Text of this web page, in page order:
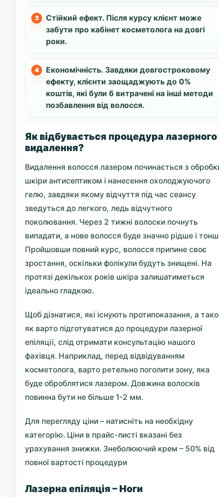
Стійкий ефект. Після курсу клієнт може
забути про кабінет косметолога на довгі
роки.
Економічність. Завдяки довгостроковому
ефекту, клієнти заощаджують до 0%
коштів, які були б витрачені на інші методи
позбавлення від волосся.
Як відбувається процедура лазерного
видалення?
Видалення волосся лазером починається з
шкіри антисептиком і нанесення охолоджуючого
гелю, завдяки якому відчуття під час сеансу
зведуться до легкого, ледь відчутного
поколювання. Через 2 тижні волоски почнуть
випадати, а нове волосся буде значно рідше і
Пройшовши повний курс, волосся припине своє
зростання, оскільки фолікули будуть знищені. На
протязі декількох років шкіра залишатиметься
ідеально гладкою.
Щоб дізнатися, які існують протипоказання, а
як варто підготуватися до процедури лазерної
епіляції, слід отримати консультацію нашого
фахівця. Наприклад, перед відвідуванням
косметолога, варто ретельно поголити зону, яка
буде оброблятися лазером. Довжина волосків
повинна бути не більше 1-2 мм.
Для перегляду ціни – натисніть на необхідну
категорію. Ціни в прайс-листі вказані без
урахування знижки. Знеболюючий крем – 50% від
повної вартості процедури
Лазерна епіляція – Ноги